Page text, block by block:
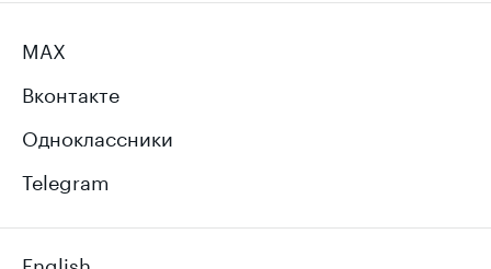
MAX
Вконтакте
Одноклассники
Telegram
English